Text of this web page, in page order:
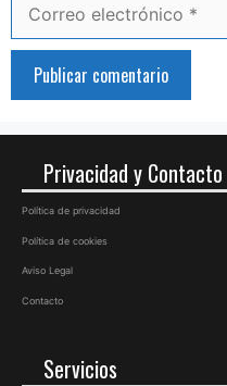
Privacidad y Contacto
Política de privacidad
Política de cookies
Aviso Legal
Contacto
Servicios